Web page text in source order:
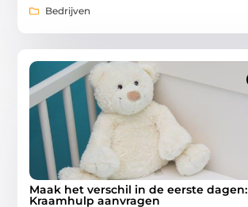
Bedrijven
Maak het verschil in de eerste dagen:
Kraamhulp aanvragen